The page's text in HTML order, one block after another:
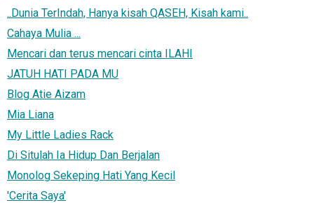
..Dunia TerIndah, Hanya kisah QASEH, Kisah kami..
Cahaya Mulia ...
Mencari dan terus mencari cinta ILAHI
JATUH HATI PADA MU
Blog Atie Aizam
Mia Liana
My Little Ladies Rack
Di Situlah Ia Hidup Dan Berjalan
Monolog Sekeping Hati Yang Kecil
'Cerita Saya'